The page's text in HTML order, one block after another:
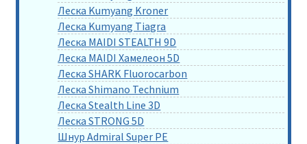
Леска Kumyang Kroner
Леска Kumyang Tiagra
Леска MAIDI STEALTH 9D
Леска MAIDI Хамелеон 5D
Леска SHARK Fluorocarbon
Леска Shimano Technium
Леска Stealth Line 3D
Леска STRONG 5D
Шнур Admiral Super PE